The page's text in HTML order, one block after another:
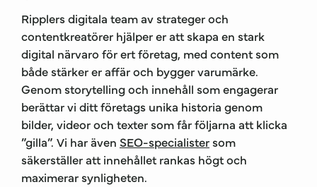
Ripplers digitala team av strateger och
contentkreatörer hjälper er att skapa en stark
digital närvaro för ert företag, med content som
både stärker er affär och bygger varumärke.
Genom storytelling och innehåll som engagerar
berättar vi ditt företags unika historia genom
bilder, videor och texter som får följarna att klicka
”gilla”. Vi har även SEO-specialistersom
säkerställer att innehållet rankas högt och
maximerar synligheten.